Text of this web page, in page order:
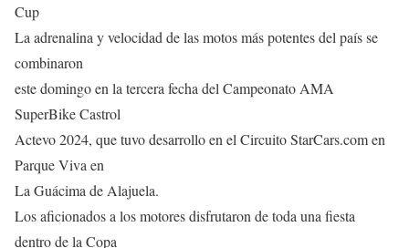
Cup
La adrenalina y velocidad de las motos más potentes del país se
combinaron
este domingo en la tercera fecha del Campeonato AMA
SuperBike Castrol
Actevo 2024, que tuvo desarrollo en el Circuito StarCars.com en
Parque Viva en
La Guácima de Alajuela.
Los aficionados a los motores disfrutaron de toda una fiesta
dentro de la Copa